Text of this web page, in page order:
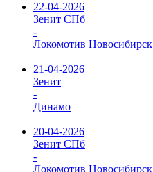
22-04-2026
Зенит СПб
-
Локомотив Новосибирск
21-04-2026
Зенит
-
Динамо
20-04-2026
Зенит СПб
-
Локомотив Новосибирск